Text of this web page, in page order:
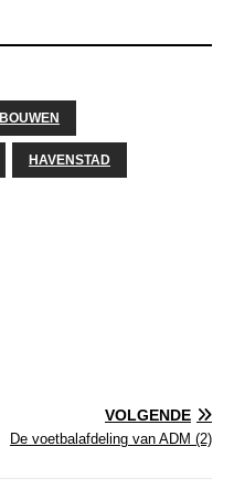
BOUWEN
HAVENSTAD
VOLGENDE
De voetbalafdeling van ADM (2)